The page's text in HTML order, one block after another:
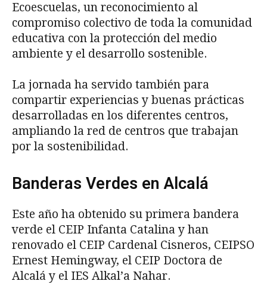
Ecoescuelas, un reconocimiento al
compromiso colectivo de toda la comunidad
educativa con la protección del medio
ambiente y el desarrollo sostenible.
La jornada ha servido también para
compartir experiencias y buenas prácticas
desarrolladas en los diferentes centros,
ampliando la red de centros que trabajan
por la sostenibilidad.
Banderas Verdes en Alcalá
Este año ha obtenido su primera bandera
verde el CEIP Infanta Catalina y han
renovado el CEIP Cardenal Cisneros, CEIPSO
Ernest Hemingway, el CEIP Doctora de
Alcalá y el IES Alkal’a Nahar.